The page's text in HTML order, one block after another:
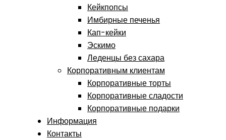
Кейкпопсы
Имбирные печенья
Кап-кейки
Эскимо
Леденцы без сахара
Корпоративным клиентам
Корпоративные торты
Корпоративные сладости
Корпоративные подарки
Информация
Контакты